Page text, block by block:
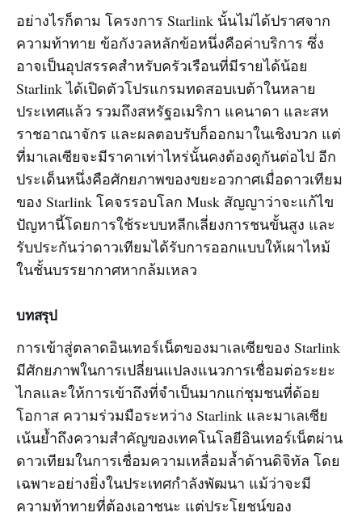
อย่างไรก็ตาม โครงการ Starlink นั้นไม่ได้ปราศจาก
ความท้าทาย ข้อกังวลหลักข้อหนึ่งคือค่าบริการ ซึ่ง
อาจเป็นอุปสรรคสำหรับครัวเรือนที่มีรายได้น้อย
Starlink ได้เปิดตัวโปรแกรมทดสอบเบต้าในหลาย
ประเทศแล้ว รวมถึงสหรัฐอเมริกา แคนาดา และสห
ราชอาณาจักร และผลตอบรับก็ออกมาในเชิงบวก แต่
ที่มาเลเซียจะมีราคาเท่าไหร่นั้นคงต้องดูกันต่อไป อีก
ประเด็นหนึ่งคือศักยภาพของขยะอวกาศเมื่อดาวเทียม
ของ Starlink โคจรรอบโลก Musk สัญญาว่าจะแก้ไข
ปัญหานี้โดยการใช้ระบบหลีกเลี่ยงการชนขั้นสูง และ
รับประกันว่าดาวเทียมได้รับการออกแบบให้เผาไหม้
ในชั้นบรรยากาศหากล้มเหลว
บทสรุป
การเข้าสู่ตลาดอินเทอร์เน็ตของมาเลเซียของ Starlink
มีศักยภาพในการเปลี่ยนแปลงแนวการเชื่อมต่อระยะ
ไกลและให้การเข้าถึงที่จำเป็นมากแก่ชุมชนที่ด้อย
โอกาส ความร่วมมือระหว่าง Starlink และมาเลเซีย
เน้นย้ำถึงความสำคัญของเทคโนโลยีอินเทอร์เน็ตผ่าน
ดาวเทียมในการเชื่อมความเหลื่อมล้ำด้านดิจิทัล โดย
เฉพาะอย่างยิ่งในประเทศกำลังพัฒนา แม้ว่าจะมี
ความท้าทายที่ต้องเอาชนะ แต่ประโยชน์ของ